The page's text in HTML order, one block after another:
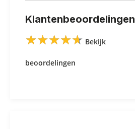
Klantenbeoordelingen
★★★★★
★★★★★ Bekijk
beoordelingen